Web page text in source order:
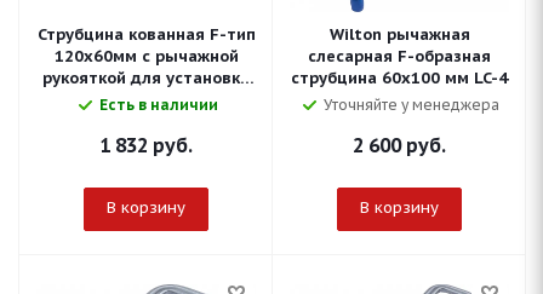
Струбцина кованная F-тип
120х60мм c рычажной
рукояткой для установки
в Т-паз
Есть в наличии
1 832 руб.
В корзину
Wilton рычажная
слесарная F-образная
струбцина 60х100 мм LC-4
Уточняйте у менеджера
2 600руб.
В корзину